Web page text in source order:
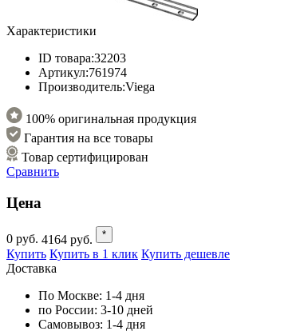
Характеристики
ID товара:32203
Артикул:761974
Производитель:Viega
100% оригинальная продукция
Гарантия на все товары
Товар сертифицирован
Сравнить
Цена
0 руб. 4164 руб. *
Купить Купить в 1 клик Купить дешевле
Доставка
По Москве: 1-4 дня
по России: 3-10 дней
Самовывоз: 1-4 дня